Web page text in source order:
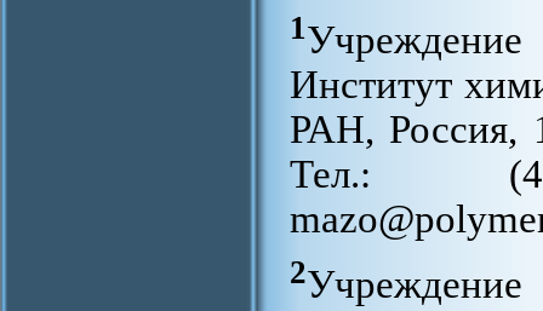
1
Институт
РАН, Россия,
Тел.:
2